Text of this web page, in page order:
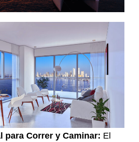
para Correr y Caminar: El